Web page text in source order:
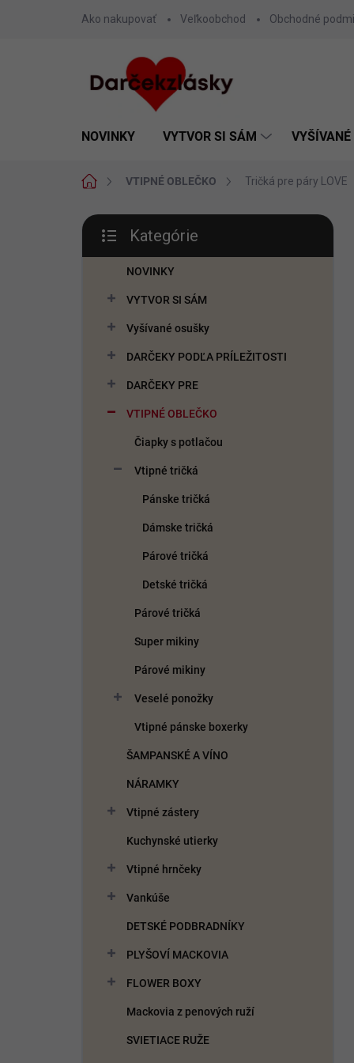
Ako nakupovať Veľkoobchod Obchodné
NOVINKY VYTVOR SI SÁM
DomovVTIPNÉ OBLEČKO Tričká pre páry LOVE
B
č
kategórie
Kategórie
NOVINKY
VYTVOR SI SÁM
Vyšívané osušky
DARČEKY PODĽA PRÍLEŽITOSTI
DARČEKY PRE
VTIPNÉ OBLEČKO
Čiapky s potlačou
Vtipné tričká
Pánske tričká
Dámske tričká
Párové tričká
Detské tričká
Párové tričká
Super mikiny
Párové mikiny
Veselé ponožky
Vtipné pánske boxerky
ŠAMPANSKÉ A VÍNO
NÁRAMKY
Vtipné zástery
Kuchynské utierky
Vtipné hrnčeky
Vankúše
DETSKÉ PODBRADNÍKY
PLYŠOVÍ MACKOVIA
FLOWER BOXY
Mackovia z penových ruží
SVIETIACE RUŽE